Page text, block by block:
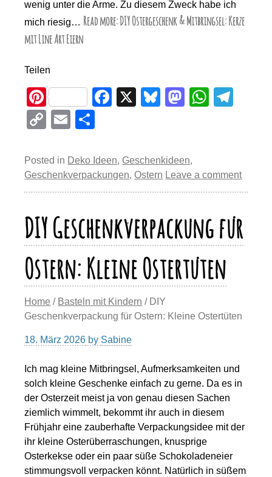
wenig unter die Arme. Zu diesem Zweck habe ich
mich riesig… Read more: DIY Ostergeschenk & Mitbringsel: Kerze
mit Line Art Eiern
Teilen
Pi
nt
er
e
st
F
e
b
o
o
k
X
Bl
sk
y
M
o
d
o
n
W
A
p
p
a
m
C
p
y
Li
n
k
E
ail e
n
Posted in Deko Ideen, Geschenkideen,
Geschenkverpackungen,Ostern Leave a comment
DIY Geschenkverpackung für
Ostern: Kleine Ostertüten
Home / Basteln mit Kindern / DIY
Geschenkverpackung für Ostern: Kleine Ostertüten
18. März 2026 by Sabine
Ich mag kleine Mitbringsel, Aufmerksamkeiten und
solch kleine Geschenke einfach zu gerne. Da es in
der Osterzeit meist ja von genau diesen Sachen
ziemlich wimmelt, bekommt ihr auch in diesem
Frühjahr eine zauberhafte Verpackungsidee mit der
ihr kleine Osterüberraschungen, knusprige
Osterkekse oder ein paar süße Schokoladeneier
stimmungsvoll verpacken könnt. Natürlich in süßem